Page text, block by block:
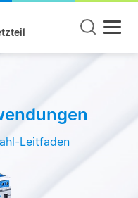
Leitfaden